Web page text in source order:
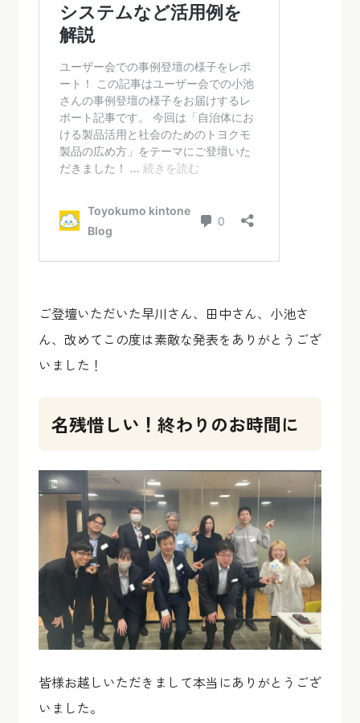
ご登壇いただいた早川さん、田中さん、小池さ
ん、改めてこの度は素敵な発表をありがとうござ
いました！
名残惜しい！終わりのお時間に
皆様お越しいただきまして本当にありがとうござ
いました。